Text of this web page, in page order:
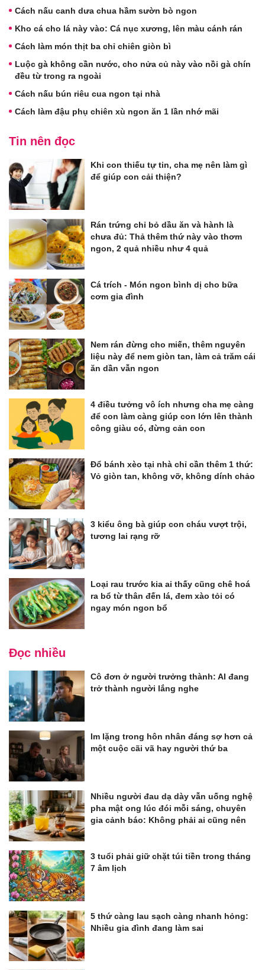
Cách nấu canh dưa chua hầm sườn bò ngon
Kho cá cho lá này vào: Cá nục xương, lên màu cánh rán
Cách làm món thịt ba chỉ chiên giòn bì
Luộc gà không cần nước, cho nửa củ này vào nồi gà chín
đều từ trong ra ngoài
Cách nấu bún riêu cua ngon tại nhà
Cách làm đậu phụ chiên xù ngon ăn 1 lần nhớ mãi
Tin nên đọc
Khi con thiếu tự tin, cha mẹ nên làm gì
để giúp con cải thiện?
Rán trứng chỉ bỏ dầu ăn và hành là
chưa đủ: Thả thêm thứ này vào thơm
ngon, 2 quả nhiều như 4 quả
Cá trích - Món ngon bình dị cho bữa
cơm gia đình
Nem rán đừng cho miến, thêm nguyên
liệu này để nem giòn tan, làm cả trăm cái
ăn dần vẫn ngon
4 điều tưởng vô ích nhưng cha mẹ càng
để con làm càng giúp con lớn lên thành
công giàu có, đừng cản con
Đổ bánh xèo tại nhà chỉ cần thêm 1 thứ:
Vỏ giòn tan, không vỡ, không dính chảo
3 kiểu ông bà giúp con cháu vượt trội,
tương lai rạng rỡ
Loại rau trước kia ai thấy cũng chê hoá
ra bổ từ thân đến lá, đem xào tỏi có
ngay món ngon bổ
Đọc nhiều
Cô đơn ở người trưởng thành: AI đang
trở thành người lắng nghe
Im lặng trong hôn nhân đáng sợ hơn cả
một cuộc cãi vã hay người thứ ba
Nhiều người đau dạ dày vẫn uống nghệ
pha mật ong lúc đói mỗi sáng, chuyên
gia cảnh báo: Không phải ai cũng nên
3 tuổi phải giữ chặt túi tiền trong tháng
7 âm lịch
5 thứ càng lau sạch càng nhanh hỏng:
Nhiều gia đình đang làm sai